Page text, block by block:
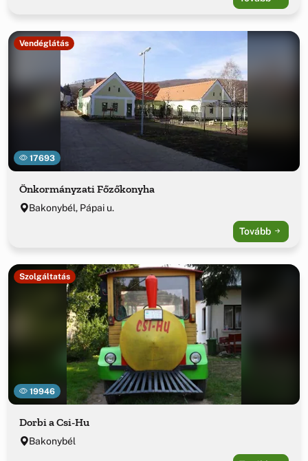
17693
Vendéglátás
Önkormányzati Főzőkonyha
Bakonybél, Pápai u.
Tovább
19946
Szolgáltatás
Dorbi a Csi-Hu
Bakonybél